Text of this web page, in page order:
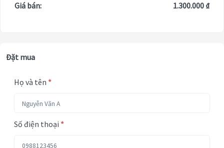
Giá bán: 1.300.000 ₫
Đặt mua
Họ và tên *
Số điện thoại *